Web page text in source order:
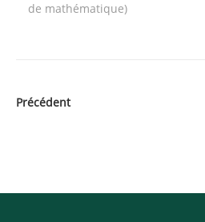
de mathématique)
Précédent